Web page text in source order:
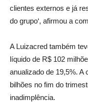
clientes externos e já
do grupo‘, afirmou a
A Luizacred também
líquido de R$ 102
anualizado de 19,5%. A
bilhões no fim do
inadimplência.